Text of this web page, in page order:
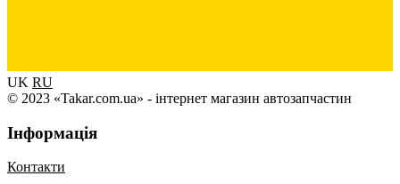
UK RU
© 2023 «Takar.com.ua» - інтернет магазин автозапчастин
Інформація
Контакти